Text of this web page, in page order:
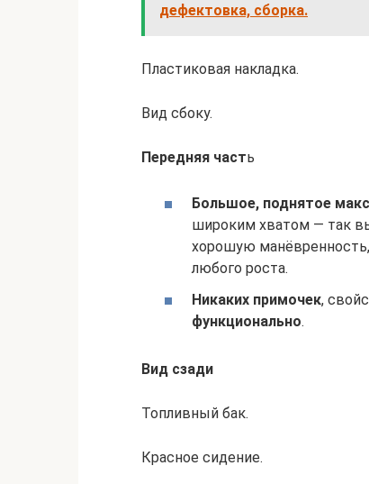
дефектовка, сборка.
Пластиковая накладка.
Вид сбоку.
Передняя часть
Большое, поднятое
широким хватом — так
хорошую
любого роста.
Никаких примочек,
функционально.
Вид сзади
Топливный бак.
Красное сидение.